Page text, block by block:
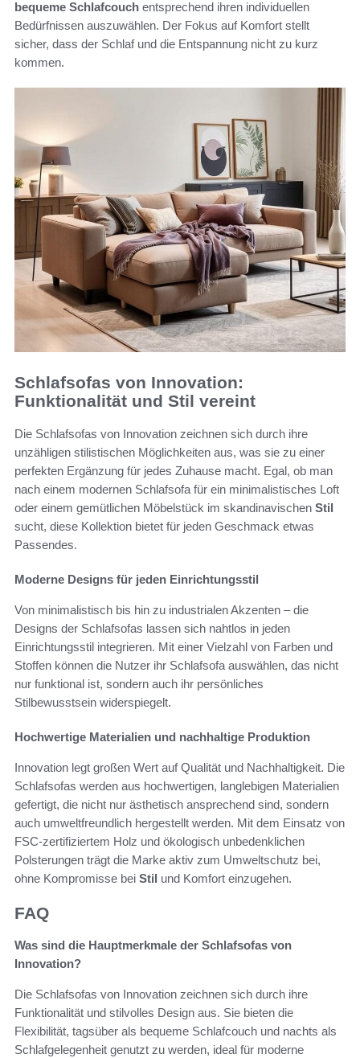
bequeme Schlafcouch entsprechend ihren individuellen
Bedürfnissen auszuwählen. Der Fokus auf Komfort stellt
sicher, dass der Schlaf und die Entspannung nicht zu kurz
kommen.
Schlafsofas von Innovation:
Funktionalität und Stil vereint
Die Schlafsofas von Innovation zeichnen sich durch ihre
unzähligen stilistischen Möglichkeiten aus, was sie zu einer
perfekten Ergänzung für jedes Zuhause macht. Egal, ob man
nach einem modernen Schlafsofa für ein minimalistisches Loft
oder einem gemütlichen Möbelstück im skandinavischen Stil
sucht, diese Kollektion bietet für jeden Geschmack etwas
Passendes.
Moderne Designs für jeden Einrichtungsstil
Von minimalistisch bis hin zu industrialen Akzenten – die
Designs der Schlafsofas lassen sich nahtlos in jeden
Einrichtungsstil integrieren. Mit einer Vielzahl von Farben und
Stoffen können die Nutzer ihr Schlafsofa auswählen, das nicht
nur funktional ist, sondern auch ihr persönliches
Stilbewusstsein widerspiegelt.
Hochwertige Materialien und nachhaltige Produktion
Innovation legt großen Wert auf Qualität und Nachhaltigkeit. Die
Schlafsofas werden aus hochwertigen, langlebigen Materialien
gefertigt, die nicht nur ästhetisch ansprechend sind, sondern
auch umweltfreundlich hergestellt werden. Mit dem Einsatz von
FSC-zertifiziertem Holz und ökologisch unbedenklichen
Polsterungen trägt die Marke aktiv zum Umweltschutz bei,
ohne Kompromisse bei Stil und Komfort einzugehen.
FAQ
Was sind die Hauptmerkmale der Schlafsofas von
Innovation?
Die Schlafsofas von Innovation zeichnen sich durch ihre
Funktionalität und stilvolles Design aus. Sie bieten die
Flexibilität, tagsüber als bequeme Schlafcouch und nachts als
Schlafgelegenheit genutzt zu werden, ideal für moderne